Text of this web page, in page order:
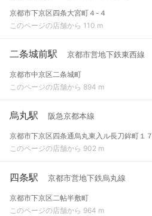
京都市下京区四条大宮町４-４
このページの店舗から 110 m
二条城前駅 京都市営地下鉄東西線
京都市中京区二条城町
このページの店舗から 894 m
烏丸駅 阪急京都本線
京都市下京区四条通烏丸東入ル長刀鉾町１７
このページの店舗から 902 m
四条駅 京都市営地下鉄烏丸線
京都市下京区二帖半敷町
このページの店舗から 964 m